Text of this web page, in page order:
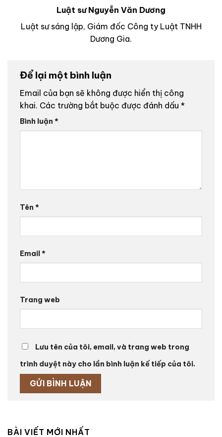
Luật sư Nguyễn Văn Dương
Luật sư sáng lập, Giám đốc Công ty Luật TNHH
Dương Gia.
Để lại một bình luận
Email của bạn sẽ không được hiển thị công
khai. Các trường bắt buộc được đánh dấu *
Bình luận *
Tên *
Email*
Trang web
Lưu tên của tôi, email, và trang web trong
trình duyệt này cho lần bình luận kế tiếp của tôi.
BÀI VIẾT MỚI NHẤT